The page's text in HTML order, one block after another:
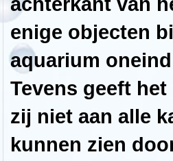
nooit
tevoren
geven.
foto
achterwand
plaatst
aan
achterkant
van
enige objecten
aquarium
Tevens geeft
zij niet aan alle
kunnen zien